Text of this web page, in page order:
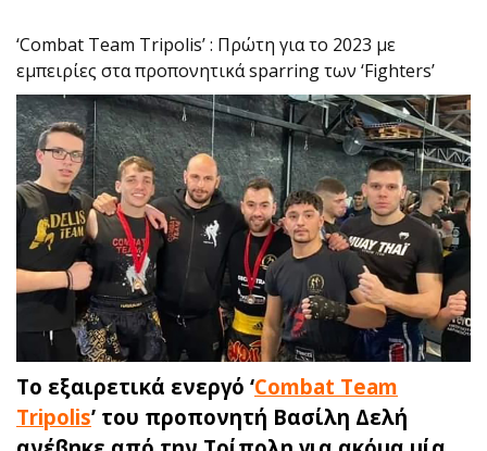
‘Combat Team Tripolis’ : Πρώτη για το 2023 με
εμπειρίες στα προπονητικά sparring των ‘Fighters’
Το εξαιρετικά ενεργό ‘Combat Team
Tripolis’ του προπονητή Βασίλη Δελή